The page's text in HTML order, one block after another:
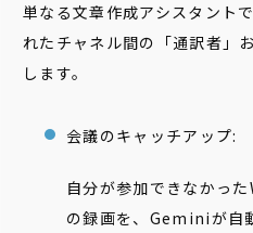
単なる文章作成アシスタント
れたチャネル間の「通訳者」
します。
会議のキャッチアップ:
自分が参加できなかっ
の録画を、Geminiが自